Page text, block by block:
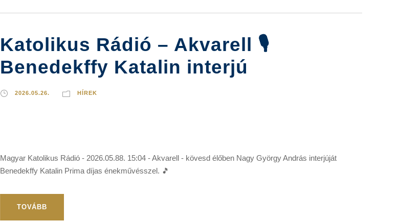
Katolikus Rádió – Akvarell 🎙️
Benedekffy Katalin interjú
2026.05.26. HÍREK
Magyar Katolikus Rádió - 2026.05.88. 15:04 - Akvarell - kövesd élőben Nagy György András interjúját
Benedekffy Katalin Prima díjas énekművésszel. 🎵
TOVÁBB